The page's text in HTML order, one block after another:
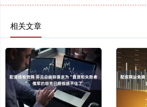
相关文章